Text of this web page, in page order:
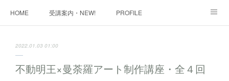
HOME 受講案内・NEW! PROFILE
2022.01.03 01:00
不動明王×曼荼羅アート制作講座・全４回